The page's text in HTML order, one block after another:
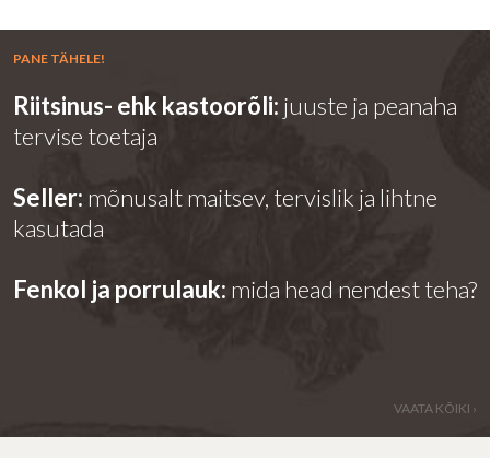
PANE TÄHELE!
Riitsinus- ehk kastoorõli: juuste ja peanaha
tervise toetaja
Seller: mõnusalt maitsev, tervislik ja lihtne
kasutada
Fenkol ja porrulauk: mida head nendest teha?
VAATA KÕIKI ›